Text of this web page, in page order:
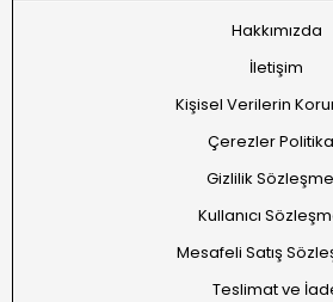
Hakkımızda
İletişim
Kişisel Verilerin
Çerezler
Gizlilik
Kullanıcı
Mesafeli Satış
Teslimat ve